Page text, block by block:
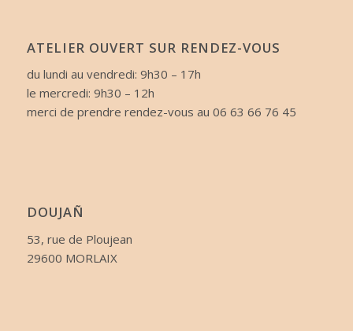
ATELIER OUVERT SUR RENDEZ-VOUS
du lundi au vendredi: 9h30 – 17h
le mercredi: 9h30 – 12h
merci de prendre rendez-vous au 06 63 66 76 45
DOUJAÑ
53, rue de Ploujean
29600 MORLAIX